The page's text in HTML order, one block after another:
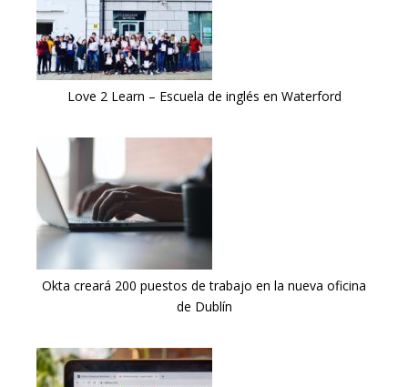
Love 2 Learn – Escuela de inglés en Waterford
Okta creará 200 puestos de trabajo en la nueva oficina
de Dublín